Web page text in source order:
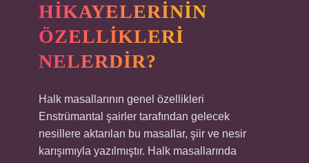
HIKAYELERININ
ÖZELLIKLERI
NELERDIR?
Halk masallarının genel özellikleri
Enstrümantal şairler tarafından gelecek
nesillere aktarılan bu masallar, şiir ve nesir
karışımıyla yazılmıştır. Halk masallarında